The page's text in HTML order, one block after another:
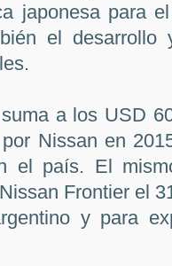
japonesa para
el desarrollo
a los USD
Nissan en
el país. El
Frontier el
y para